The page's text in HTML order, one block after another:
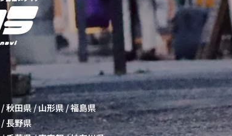
/秋田県/山形県/福島県
/長野県